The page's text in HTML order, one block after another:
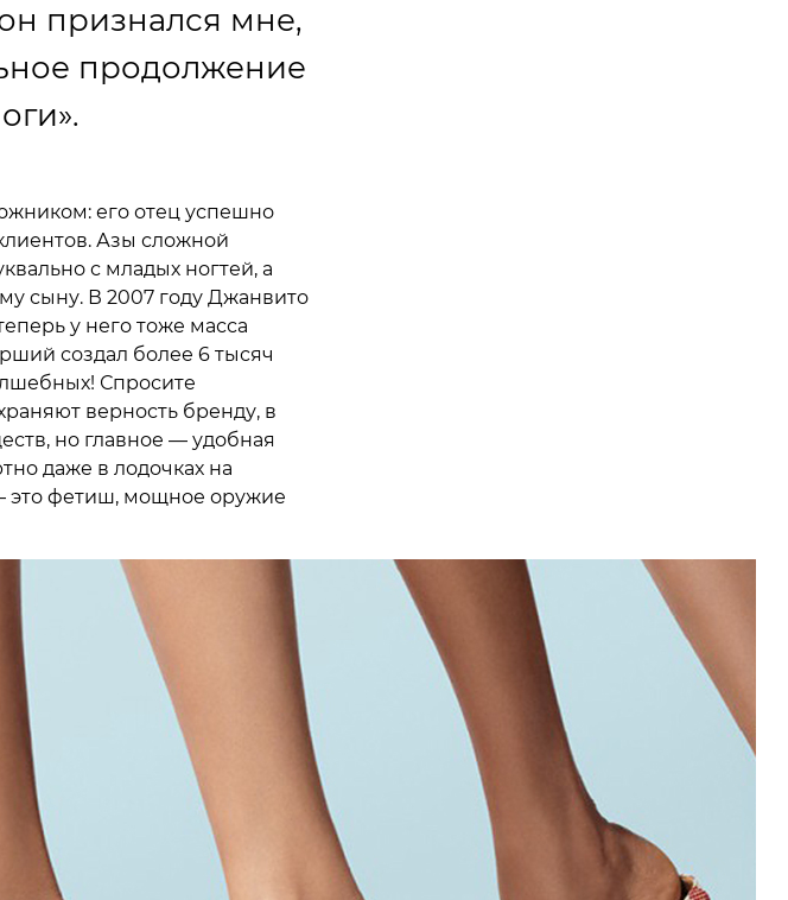
признался мне,
продолжение
его отец успешно
Азы сложной
с младых ногтей, а
сыну. В 2007 году Джанвито
у него тоже масса
создал более 6 тысяч
Спросите
верность бренду, в
но главное — удобная
даже в лодочках на
это фетиш, мощное оружие